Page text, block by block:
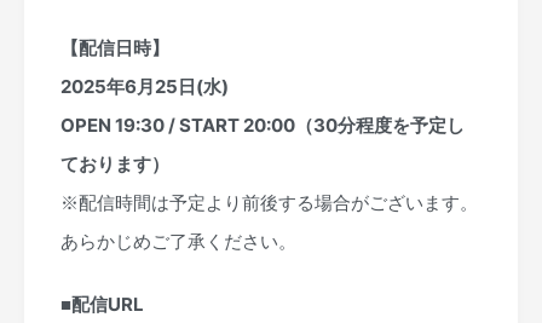
【配信日時】
2025年6月25日(水)
OPEN 19:30 / START 20:00（30分程度を予定し
ております）
※配信時間は予定より前後する場合がございます。
あらかじめご了承ください。
■配信URL